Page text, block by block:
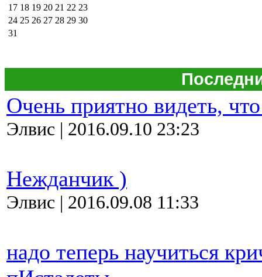
17 18 19 20 21 22 23
24 25 26 27 28 29 30
31
Очень приятно видеть,
Элвис | 2016.09.10 23:23
Нежданчик )
Элвис | 2016.09.08 11:33
надо теперь научиться